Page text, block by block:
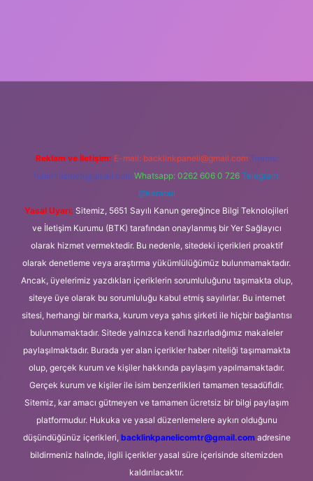
Reklam ve İletişim: E-mail: backlinkpaneli@gmail.com Teams:
forumhizmeti@gmail.com Whatsapp: 0262 606 0 726 Telegram:
@karabul
Yasal Uyarı: Sitemiz, 5651 Sayılı Kanun gereğince Bilgi Teknolojileri
ve İletişim Kurumu (BTK) tarafından onaylanmış bir Yer Sağlayıcı
olarak hizmet vermektedir. Bu nedenle, sitedeki içerikleri proaktif
olarak denetleme veya araştırma yükümlülüğümüz bulunmamaktadır.
Ancak, üyelerimiz yazdıkları içeriklerin sorumluluğunu taşımakta olup,
siteye üye olarak bu sorumluluğu kabul etmiş sayılırlar. Bu internet
sitesi, herhangi bir marka, kurum veya şahıs şirketi ile hiçbir bağlantısı
bulunmamaktadır. Sitede yalnızca kendi hazırladığımız makaleler
paylaşılmaktadır. Burada yer alan içerikler haber niteliği taşımamakta
olup, gerçek kurum ve kişiler hakkında paylaşım yapılmamaktadır.
Gerçek kurum ve kişiler ile isim benzerlikleri tamamen tesadüfidir.
Sitemiz, kar amacı gütmeyen ve tamamen ücretsiz bir bilgi paylaşım
platformudur. Hukuka ve yasal düzenlemelere aykırı olduğunu
düşündüğünüz içerikleri, backlinkpanelicomtr@gmail.comadresine
bildirmeniz halinde, ilgili içerikler yasal süre içerisinde sitemizden
kaldırılacaktır.